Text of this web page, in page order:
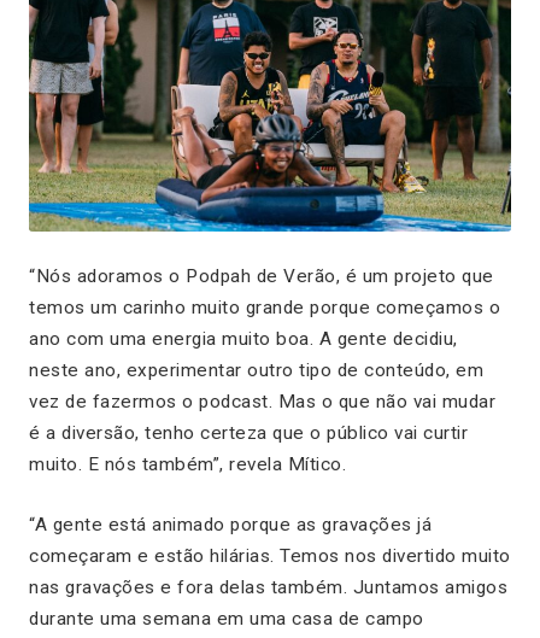
“Nós adoramos o Podpah de Verão, é um projeto que
temos um carinho muito grande porque começamos o
ano com uma energia muito boa. A gente decidiu,
neste ano, experimentar outro tipo de conteúdo, em
vez de fazermos o podcast. Mas o que não vai mudar
é a diversão, tenho certeza que o público vai curtir
muito. E nós também”, revela Mítico.
“A gente está animado porque as gravações já
começaram e estão hilárias. Temos nos divertido muito
nas gravações e fora delas também. Juntamos amigos
durante uma semana em uma casa de campo